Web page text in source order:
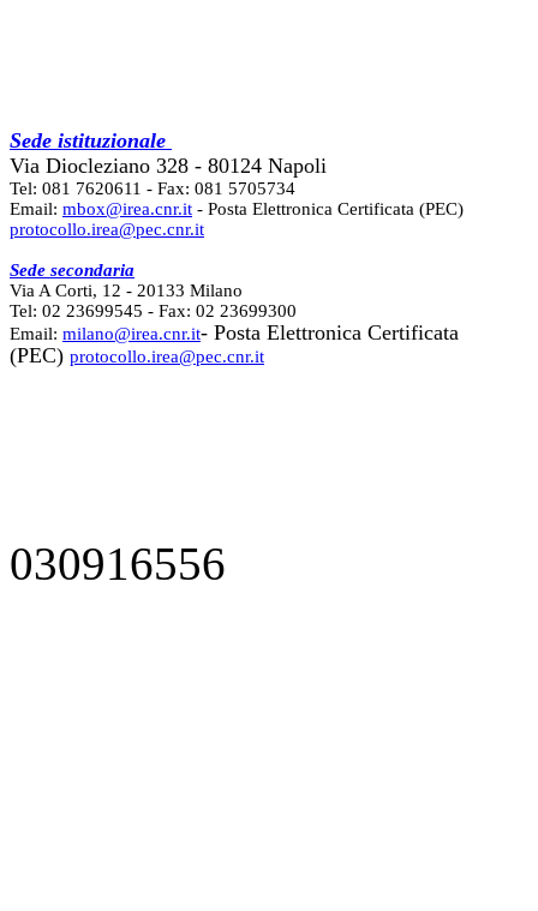
Sede istituzionale
Via Diocleziano 328 - 80124 Napoli
Tel: 081 7620611 - Fax: 081 5705734
Email: mbox@irea.cnr.it - Posta Elettronica Certificata (PEC)
protocollo.irea@pec.cnr.it
Sede secondaria
Via A Corti, 12 - 20133 Milano
Tel: 02 23699545 - Fax: 02 23699300
Email: milano@irea.cnr.it- Posta Elettronica Certificata
(PEC) protocollo.irea@pec.cnr.it
030916556